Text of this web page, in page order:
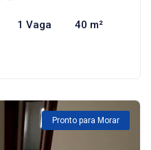
1 Vaga 40 m²
Pronto para Morar